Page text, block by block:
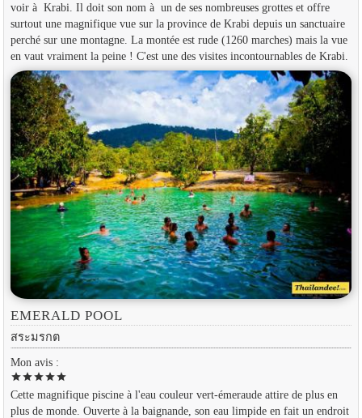
voir à Krabi. Il doit son nom à un de ses nombreuses grottes et offre
surtout une magnifique vue sur la province de Krabi depuis un sanctuaire
perché sur une montagne. La montée est rude (1260 marches) mais la vue
en vaut vraiment la peine ! C'est une des visites incontournables de Krabi.
EMERALD POOL
สระมรกต
Mon avis :
starstarstarstarstar
Cette magnifique piscine à l'eau couleur vert-émeraude attire de plus en
plus de monde. Ouverte à la baignande, son eau limpide en fait un endroit